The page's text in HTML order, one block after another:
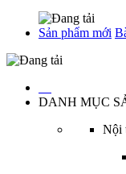
Sản phẩm mới
DANH MỤC
Nội